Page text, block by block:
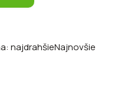
najdrahšieNajnovšie